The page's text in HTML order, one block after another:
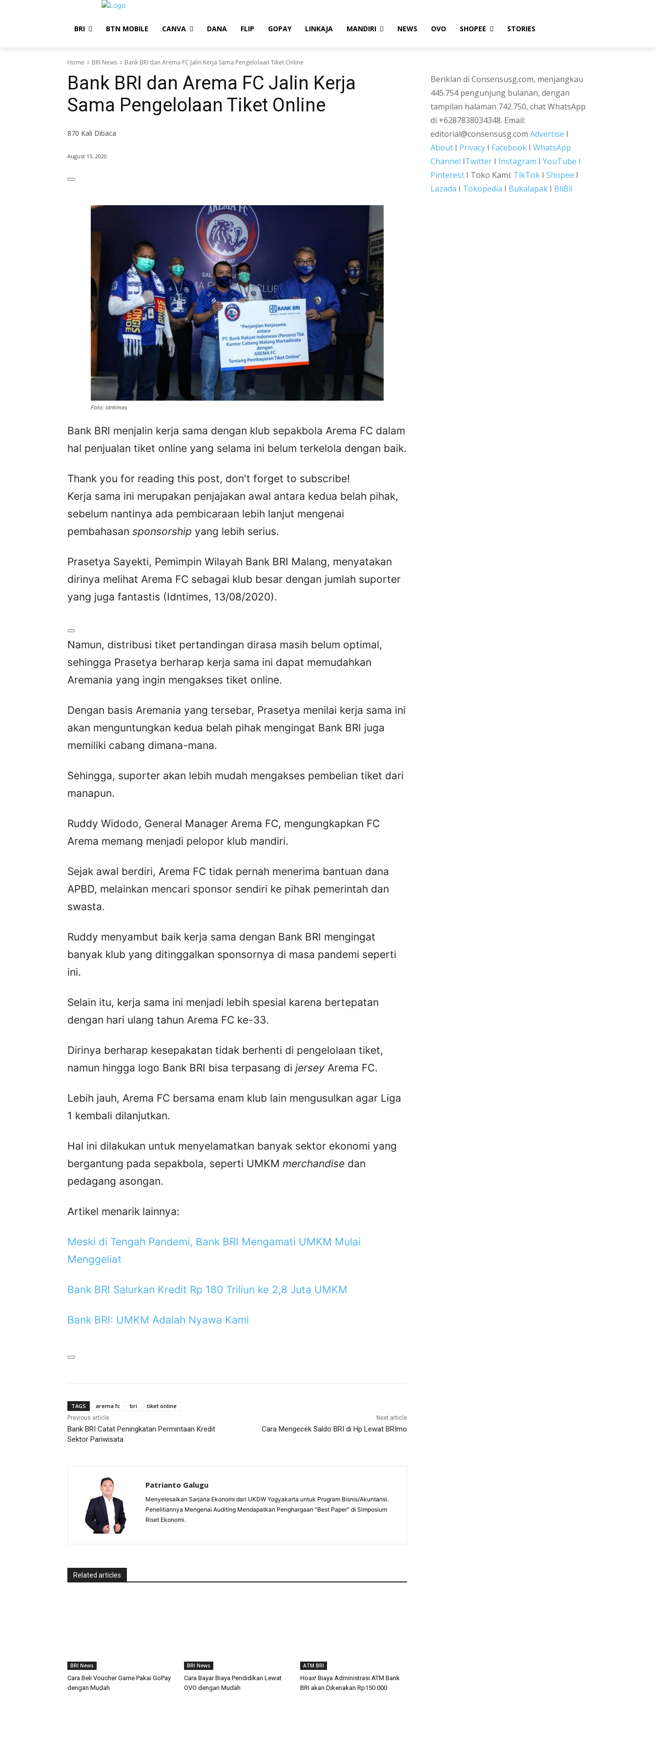
BRI BTN MOBILE CANVA DANA FLIP GOPAY LINKAJA MANDIRI NEWS OVO SHOPEE STORIES
Home BRI News Bank BRI dan Arema FC Jalin Kerja Sama Pengelolaan Tiket Online
Bank BRI dan Arema FC Jalin Kerja
Sama Pengelolaan Tiket Online
870 Kali Dibaca
August 13, 2020
Foto: idntimes
Bank BRI menjalin kerja sama dengan klub sepakbola Arema FC dalam
hal penjualan tiket online yang selama ini belum terkelola dengan baik.
Thank you for reading this post, don't forget to subscribe!
Kerja sama ini merupakan penjajakan awal antara kedua belah pihak,
sebelum nantinya ada pembicaraan lebih lanjut mengenai
pembahasan sponsorship yang lebih serius.
Prasetya Sayekti, Pemimpin Wilayah Bank BRI Malang, menyatakan
dirinya melihat Arema FC sebagai klub besar dengan jumlah suporter
yang juga fantastis (Idntimes, 13/08/2020).
Namun, distribusi tiket pertandingan dirasa masih belum optimal,
sehingga Prasetya berharap kerja sama ini dapat memudahkan
Aremania yang ingin mengakses tiket online.
Dengan basis Aremania yang tersebar, Prasetya menilai kerja sama ini
akan menguntungkan kedua belah pihak mengingat Bank BRI juga
memiliki cabang dimana-mana.
Sehingga, suporter akan lebih mudah mengakses pembelian tiket dari
manapun.
Ruddy Widodo, General Manager Arema FC, mengungkapkan FC
Arema memang menjadi pelopor klub mandiri.
Sejak awal berdiri, Arema FC tidak pernah menerima bantuan dana
APBD, melainkan mencari sponsor sendiri ke pihak pemerintah dan
swasta.
Ruddy menyambut baik kerja sama dengan Bank BRI mengingat
banyak klub yang ditinggalkan sponsornya di masa pandemi seperti
ini.
Selain itu, kerja sama ini menjadi lebih spesial karena bertepatan
dengan hari ulang tahun Arema FC ke-33.
Dirinya berharap kesepakatan tidak berhenti di pengelolaan tiket,
namun hingga logo Bank BRI bisa terpasang di jersey Arema FC.
Lebih jauh, Arema FC bersama enam klub lain mengusulkan agar Liga
1 kembali dilanjutkan.
Hal ini dilakukan untuk menyelamatkan banyak sektor ekonomi yang
bergantung pada sepakbola, seperti UMKM merchandise dan
pedagang asongan.
Artikel menarik lainnya:
Meski di Tengah Pandemi, Bank BRI Mengamati UMKM Mulai
Menggeliat
Bank BRI Salurkan Kredit Rp 180 Triliun ke 2,8 Juta UMKM
Bank BRI: UMKM Adalah Nyawa Kami
TAGS arema fc bri tiket online
Previous article
Bank BRI Catat Peningkatan Permintaan Kredit
Sektor Pariwisata
Next article
Cara Mengecek Saldo BRI di Hp Lewat BRImo
Patrianto Galugu
Menyelesaikan Sarjana Ekonomi dari UKDW Yogyakarta untuk Program Bisnis/Akuntansi.
Penelitiannya Mengenai Auditing Mendapatkan Penghargaan "Best Paper" di Simposium
Riset Ekonomi.
Related articles
BRI News
Cara Beli Voucher Game Pakai GoPay
dengan Mudah
BRI News
Cara Bayar Biaya Pendidikan Lewat
OVO dengan Mudah
ATM BRI
Hoax! Biaya Administrasi ATM Bank
BRI akan Dikenakan Rp150.000
Beriklan di Consensusg.com, menjangkau
445.754 pengunjung bulanan, dengan
tampilan halaman 742.750, chat WhatsApp
di +6287838034348. Email:
editorial@consensusg.com Advertise I
About I Privacy I Facebook I WhatsApp
Channel ITwitter I Instagram I YouTube I
Pinterest I Toko Kami: TikTok I Shopee I
Lazada I Tokopedia I Bukalapak I BliBli